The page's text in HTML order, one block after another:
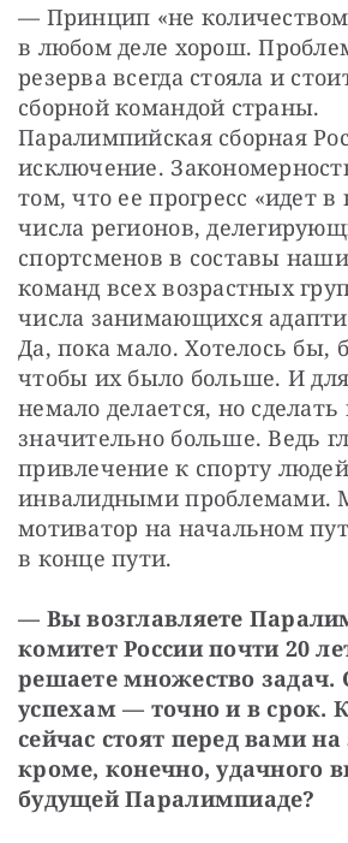
— Принцип «не
в любом деле хорош.
резерва всегда стояла и
сборной командой страны.
Паралимпийская сборная
исключение.
том, что ее прогресс «идет в
числа регионов,
спортсменов в составы
команд всех возрастных
числа занимающихся
Да, пока мало. Хотелось бы,
чтобы их было больше. И для
немало делается, но сделать
значительно больше. Ведь
привлечение к спорту
инвалидными проблемами.
мотиватор на начальном
в конце пути.
— Вы возглавляете
комитет России почти 20
решаете множество задач.
успехам — точно и в срок.
сейчас стоят перед вами на
кроме, конечно, удачного
будущей Паралимпиаде?